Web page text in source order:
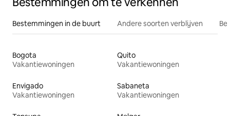
Bestemmingen in de buurt Andere soorten verblijven
Bogota
Vakantiewoningen
Quito
Vakantiewoningen
Envigado
Vakantiewoningen
Sabaneta
Vakantiewoningen